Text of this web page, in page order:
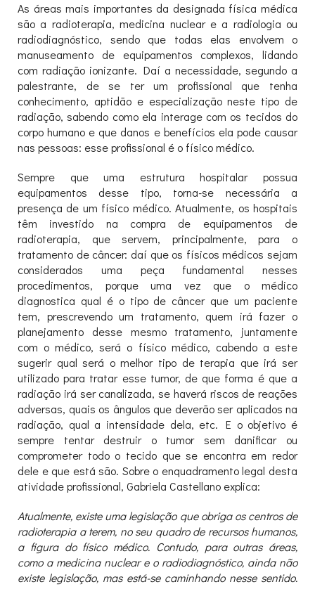
As áreas mais importantes da designada física médica
são a radioterapia, medicina nuclear e a radiologia ou
radiodiagnóstico, sendo que todas elas envolvem o
manuseamento de equipamentos complexos, lidando
com radiação ionizante. Daí a necessidade, segundo a
palestrante, de se ter um profissional que tenha
conhecimento, aptidão e especialização neste tipo de
radiação, sabendo como ela interage com os tecidos do
corpo humano e que danos e benefícios ela pode causar
nas pessoas: esse profissional é o físico médico.
Sempre que uma estrutura hospitalar possua
equipamentos desse tipo, torna-se necessária a
presença de um físico médico. Atualmente, os hospitais
têm investido na compra de equipamentos de
radioterapia, que servem, principalmente, para o
tratamento de câncer: daí que os físicos médicos sejam
considerados uma peça fundamental nesses
procedimentos, porque uma vez que o médico
diagnostica qual é o tipo de câncer que um paciente
tem, prescrevendo um tratamento, quem irá fazer o
planejamento desse mesmo tratamento, juntamente
com o médico, será o físico médico, cabendo a este
sugerir qual será o melhor tipo de terapia que irá ser
utilizado para tratar esse tumor, de que forma é que a
radiação irá ser canalizada, se haverá riscos de reações
adversas, quais os ângulos que deverão ser aplicados na
radiação, qual a intensidade dela, etc. E o objetivo é
sempre tentar destruir o tumor sem danificar ou
comprometer todo o tecido que se encontra em redor
dele e que está são. Sobre o enquadramento legal desta
atividade profissional, Gabriela Castellano explica:
Atualmente, existe uma legislação que obriga os centros de
radioterapia a terem, no seu quadro de recursos humanos,
a figura do físico médico. Contudo, para outras áreas,
como a medicina nuclear e o radiodiagnóstico, ainda não
existe legislação, mas está-se caminhando nesse sentido.